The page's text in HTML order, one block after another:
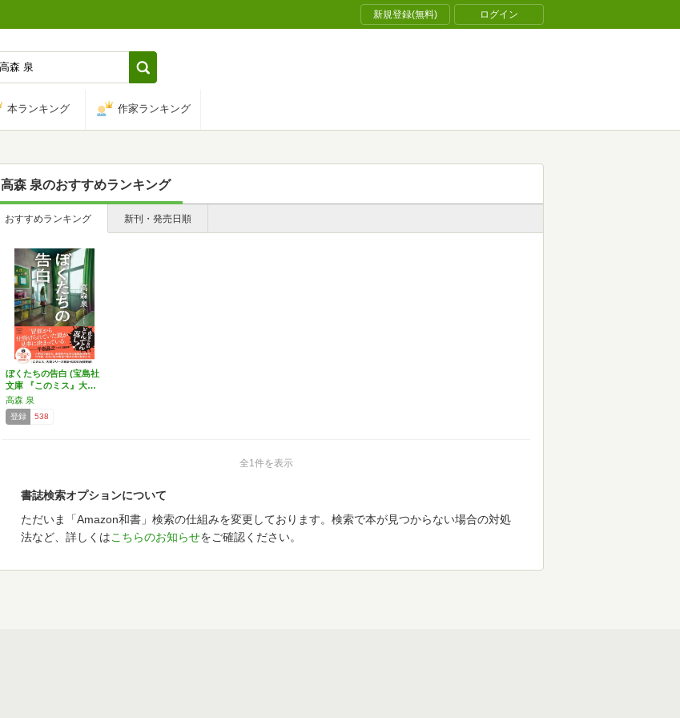
新規登録(無料) ログイン
本ランキング 作家ランキング
高森 泉のおすすめランキング
おすすめランキング 新刊・発売日順
ぼくたちの告白 (宝島社
文庫 『このミス』大…
高森 泉
登録 538
全1件を表示
書誌検索オプションについて
ただいま「Amazon和書」検索の仕組みを変更しております。検索で本が見つからない場合の対処
法など、詳しくはこちらのお知らせをご確認ください。